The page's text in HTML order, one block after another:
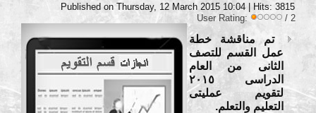
Published on Thursday, 12 March 2015 10:04| Hits: 3815
User Rating:
/ 2
تم مناقشة خطة
عمل القسم للتصف
الثانى من العام
الدراسى ٢٠١٥
لتقويم عمليتى
التعليم والتعلم.